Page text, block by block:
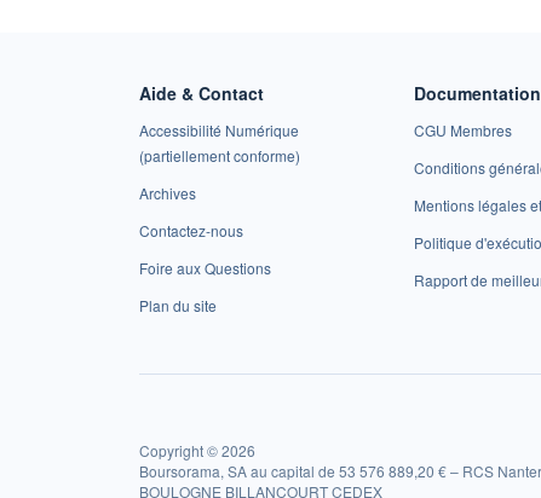
Aide & Contact
Accessibilité Numérique
(partiellement conforme)
Archives
Contactez-nous
Foire aux Questions
Plan du site
CGU Membres
Conditions
Mentions légales
Politique
Rapport de
Copyright © 2026
Boursorama, SA au capital de 53 576 889,20 € – RCS
BOULOGNE BILLANCOURT CEDEX